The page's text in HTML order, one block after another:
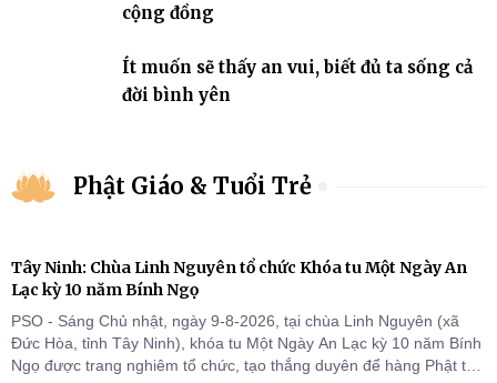
cộng đồng
Ít muốn sẽ thấy an vui, biết đủ ta sống cả
đời bình yên
Phật Giáo & Tuổi Trẻ
Tây Ninh: Chùa Linh Nguyên tổ chức Khóa tu Một Ngày An
Lạc kỳ 10 năm Bính Ngọ
PSO - Sáng Chủ nhật, ngày 9-8-2026, tại chùa Linh Nguyên (xã
Đức Hòa, tỉnh Tây Ninh), khóa tu Một Ngày An Lạc kỳ 10 năm Bính
Ngọ được trang nghiêm tổ chức, tạo thắng duyên để hàng Phật tử